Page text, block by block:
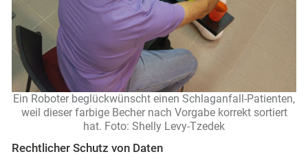
Ein Roboter beglückwünscht einen Schlaganfall-Patienten,
weil dieser farbige Becher nach Vorgabe korrekt sortiert
hat. Foto: Shelly Levy-Tzedek
Rechtlicher Schutz von Daten